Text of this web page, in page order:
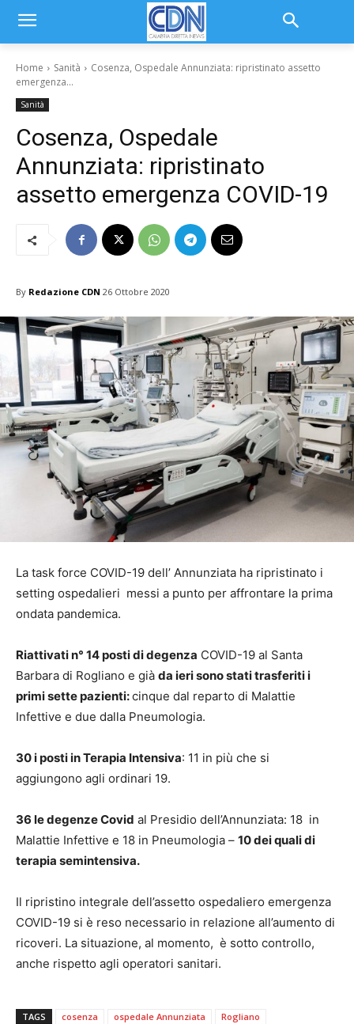
Home Sanità
Cosenza, Ospedale Annunziata: ripristinato assetto
emergenza...
Sanità
Cosenza, Ospedale
Annunziata: ripristinato
assetto emergenza COVID-19
By Redazione CDN 26 Ottobre 2020
La task force COVID-19 dell’ Annunziata ha ripristinato i
setting ospedalieri messi a punto per affrontare la prima
ondata pandemica.
Riattivati n° 14 posti di degenza COVID-19 al Santa
Barbara di Rogliano e già da ieri sono stati trasferiti i
primi sette pazienti:cinque dal reparto di Malattie
Infettive e due dalla Pneumologia.
30 i posti in Terapia Intensiva: 11 in più che si
aggiungono agli ordinari 19.
36 le degenze Covid al Presidio dell’Annunziata: 18 in
Malattie Infettive e 18 in Pneumologia – 10 dei quali di
terapia semintensiva.
Il ripristino integrale dell’assetto ospedaliero emergenza
COVID-19 si è reso necessario in relazione all’aumento di
ricoveri. La situazione, al momento, è sotto controllo,
anche rispetto agli operatori sanitari.
TAGS cosenza ospedale Annunziata
Rogliano